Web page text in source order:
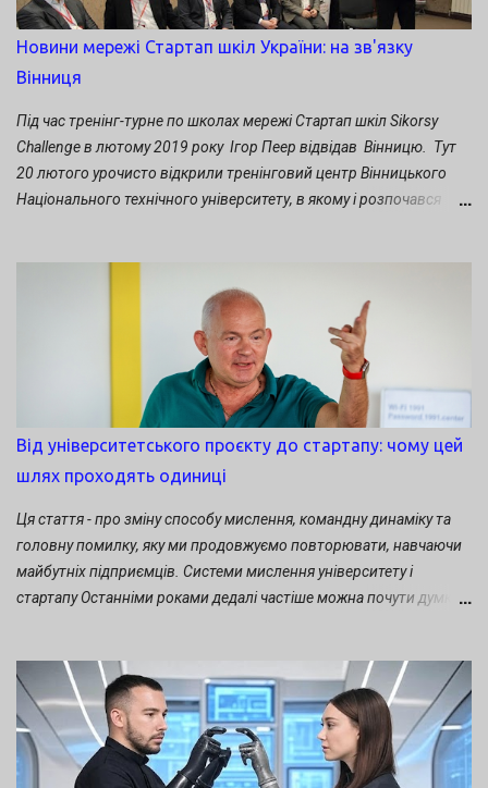
Sikorsky Challenge, головний редактор видання Startup News На
заключному занятті свої проєкти презентували: Володимир
Барасюк. Проєкт " Ферментативний спосіб виробництва
вуглецево-нейтрального палива" Денис Москаленко. Проєкт
"Диригент" - комплекс стрільби і управління вогнем міномета"
Наталія Ярошенко. Проєкт "Магазин...
Новини мережі Стартап шкіл України: на зв'язку
Вінниця
Під час тренінг-турне по школах мережі Стартап шкіл Sikorsy
Challenge в лютому 2019 року Ігор Пеер відвідав Вінницю. Тут
20 лютого урочисто відкрили тренінговий центр Вінницького
Національного технічного університету, в якому і розпочався
Набувати нових інновативних бізнесових умінь нині взялися не
лише студенти ВНТУ, а й інших вишів обласного центру.
Долучилися й учні Вінницької фізико-математичної гімназії №17.
Від університетського проєкту до стартапу: чому цей
шлях проходять одиниці
Ця стаття - про зміну способу мислення, командну динаміку та
головну помилку, яку ми продовжуємо повторювати, навчаючи
майбутніх підприємців. Системи мислення університету і
стартапу Останніми роками дедалі частіше можна почути думку,
Університет і не повинен створювати стартапи. Його місія
значно ширша й фундаментальніша: створювати нові знання,
готувати висококваліфікованих фахівців, розвивати науку,
формувати критичне мислення та інженерну культуру. Саме
завдяки університетам з’являються технології, без яких